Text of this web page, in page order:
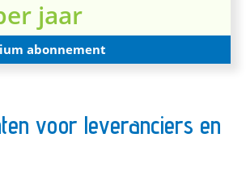
jaar
abonnement
voor leveranciers en